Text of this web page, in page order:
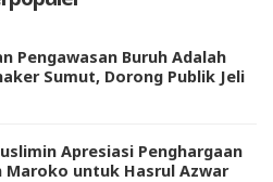
Pengawasan Buruh Adalah
Sumut, Dorong Publik Jeli
Apresiasi Penghargaan
Maroko untuk Hasrul Azwar